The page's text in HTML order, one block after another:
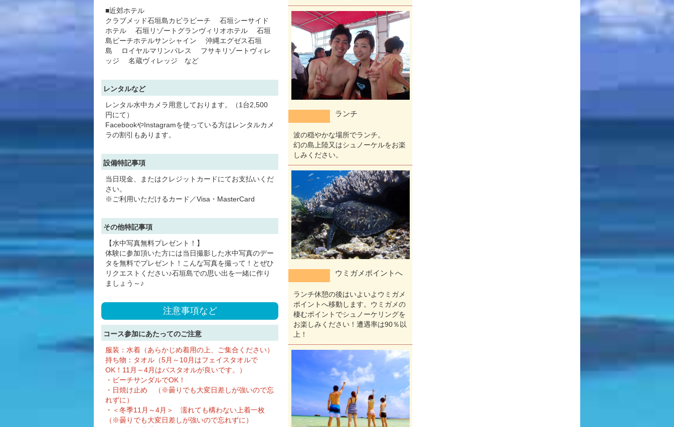
■近郊ホテル
クラブメッド石垣島カビラビーチ 石垣シーサイド
ホテル 石垣リゾートグランヴィリオホテル 石垣
島ビーチホテルサンシャイン 沖縄エグゼス石垣
島 ロイヤルマリンパレス フサキリゾートヴィレ
ッジ 名蔵ヴィレッジ など
レンタルなど
レンタル水中カメラ用意しております。（1台2,500
円にて）
FacebookやInstagramを使っている方はレンタルカメ
ラの割引もあります。
設備特記事項
当日現金、またはクレジットカードにてお支払いくだ
さい。
※ご利用いただけるカード／Visa・MasterCard
その他特記事項
【水中写真無料プレゼント！】
体験に参加頂いた方には当日撮影した水中写真のデー
タを無料でプレゼント！こんな写真を撮って！とぜひ
リクエストください♪石垣島での思い出を一緒に作り
ましょう～♪
注意事項など
コース参加にあたってのご注意
服装：水着（あらかじめ着用の上、ご集合ください）
持ち物：タオル（5月～10月はフェイスタオルで
OK！11月～4月はバスタオルが良いです。）
・ビーチサンダルでOK！
・日焼け止め （※曇りでも大変日差しが強いので忘
れずに）
・＜冬季11月～4月＞ 濡れても構わない上着一枚
（※曇りでも大変日差しが強いので忘れずに）
ランチ
波の穏やかな場所でランチ。
幻の島上陸又はシュノーケルをお楽
しみください。
ウミガメポイントへ
ランチ休憩の後はいよいよウミガメ
ポイントへ移動します。ウミガメの
棲むポイントでシュノーケリングを
お楽しみください！遭遇率は90％以
上！